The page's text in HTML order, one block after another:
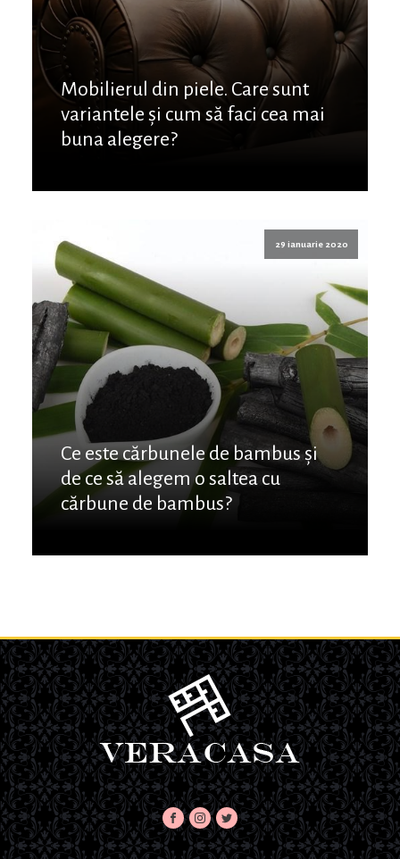
Mobilierul din piele. Care sunt
variantele și cum să faci cea mai
buna alegere?
29 ianuarie 2020
Ce este cărbunele de bambus și
de ce să alegem o saltea cu
cărbune de bambus?